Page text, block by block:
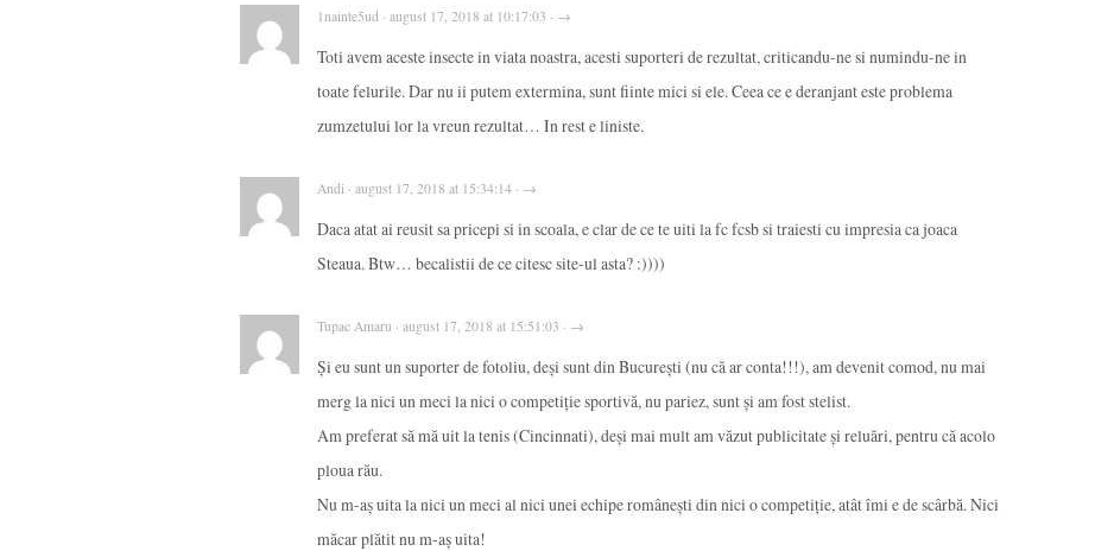
1nainte5ud · august 17, 2018 at 10:17:03 · →
Toti avem aceste insecte in viata noastra, acesti suporteri de rezultat, criticandu-ne si numindu-ne in
toate felurile. Dar nu ii putem extermina, sunt fiinte mici si ele. Ceea ce e deranjant este problema
zumzetului lor la vreun rezultat… In rest e liniste.
Andi · august 17, 2018 at 15:34:14 · →
Daca atat ai reusit sa pricepi si in scoala, e clar de ce te uiti la fc fcsb si traiesti cu impresia ca joaca
Steaua. Btw… becalistii de ce citesc site-ul asta? :))))
Tupac Amaru · august 17, 2018 at 15:51:03 · →
Și eu sunt un suporter de fotoliu, deși sunt din București (nu că ar conta!!!), am devenit comod, nu mai
merg la nici un meci la nici o competiție sportivă, nu pariez, sunt și am fost stelist.
Am preferat să mă uit la tenis (Cincinnati), deși mai mult am văzut publicitate și reluări, pentru că acolo
ploua rău.
Nu m-aș uita la nici un meci al nici unei echipe românești din nici o competiție, atât îmi e de scârbă. Nici
măcar plătit nu m-aș uita!